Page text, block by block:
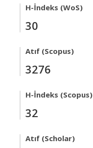
H-İndeks (WoS)
30
Atıf (Scopus)
3276
H-İndeks (Scopus)
32
Atıf (Scholar)